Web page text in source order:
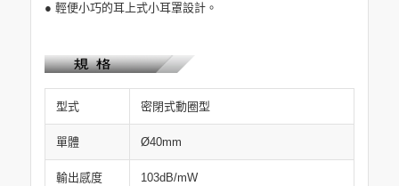
● 輕便小巧的耳上式小耳罩設計。
型式 密閉式動圈型
單體 Ø40mm
輸出感度 103dB/mW